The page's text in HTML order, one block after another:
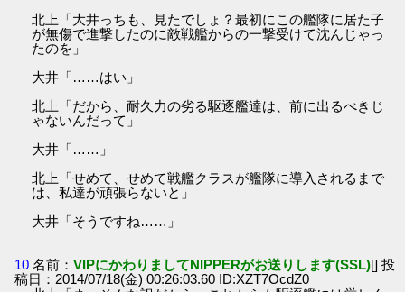
北上「大井っちも、見たでしょ？最初にこの艦隊に居た子
が無傷で進撃したのに敵戦艦からの一撃受けて沈んじゃっ
たのを」
大井「……はい」
北上「だから、耐久力の劣る駆逐艦達は、前に出るべきじ
ゃないんだって」
大井「……」
北上「せめて、せめて戦艦クラスが艦隊に導入されるまで
は、私達が頑張らないと」
大井「そうですね……」
10 名前：VIPにかわりましてNIPPERがお送りします(SSL)[] 投
稿日：2014/07/18(金) 00:26:03.60 ID:XZT7OcdZ0